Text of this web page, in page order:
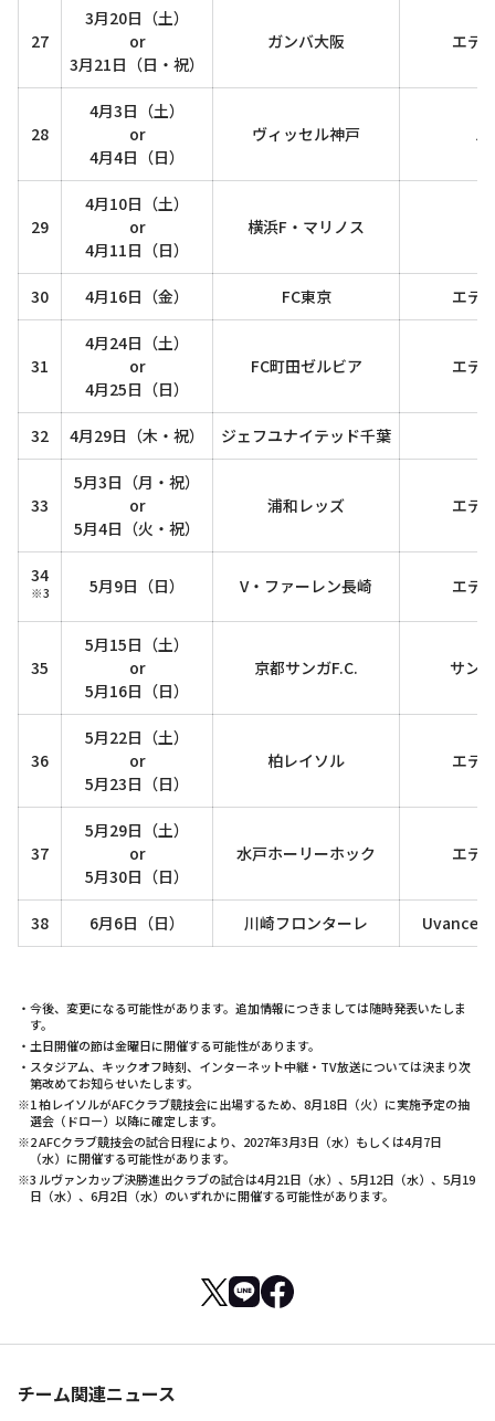
27
3月20日（土）
or
3月21日（日・祝）
ガンバ大阪 エデ
28
4月3日（土）
or
4月4日（日）
ヴィッセル神戸
29
4月10日（土）
or
4月11日（日）
横浜F・マリノス
30 4月16日（金） FC東京 エデ
31
4月24日（土）
or
4月25日（日）
FC町田ゼルビア エデ
32 4月29日（木・祝） ジェフユナイテッド千葉
33
5月3日（月・祝）
or
5月4日（火・祝）
浦和レッズ エデ
34
※3 5月9日（日） V・ファーレン長崎 エデ
35
5月15日（土）
or
5月16日（日）
京都サンガF.C. サン
36
5月22日（土）
or
5月23日（日）
柏レイソル エデ
37
5月29日（土）
or
5月30日（日）
水戸ホーリーホック エデ
38 6月6日（日） 川崎フロンターレ Uvance
・今後、変更になる可能性があります。追加情報につきましては随時発表いたしま
す。
・土日開催の節は金曜日に開催する可能性があります。
・スタジアム、キックオフ時刻、インターネット中継・TV放送については決まり次
第改めてお知らせいたします。
※1 柏レイソルがAFCクラブ競技会に出場するため、8月18日（火）に実施予定の抽
選会（ドロー）以降に確定します。
※2 AFCクラブ競技会の試合日程により、2027年3月3日（水）もしくは4月7日
（水）に開催する可能性があります。
※3 ルヴァンカップ決勝進出クラブの試合は4月21日（水）、5月12日（水）、5月19
日（水）、6月2日（水）のいずれかに開催する可能性があります。
チーム関連ニュース